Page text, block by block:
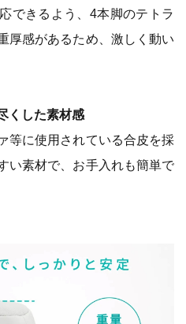
できるよう、4本脚のテトラ
厚感があるため、激しく動い
くした素材感
等に使用されている合皮を採
い素材で、お手入れも簡単で